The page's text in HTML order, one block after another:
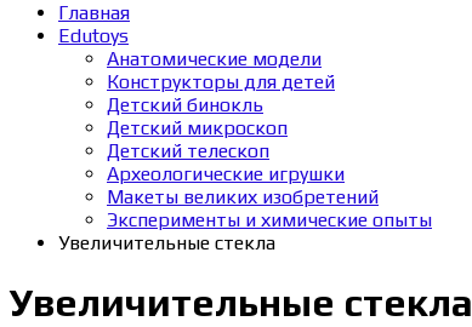
Главная
Edutoys
Анатомические модели
Конструкторы для детей
Детский бинокль
Детский микроскоп
Детский телескоп
Археологические игрушки
Макеты великих изобретений
Эксперименты и химические опыты
Увеличительные стекла
Увеличительные стекла